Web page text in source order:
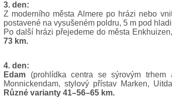
3. den:
Z moderního města Almere po hrázi nebo
postavené na vysušeném poldru, 5 m pod
Po další hrázi přejedeme do města
73 km.
4. den:
Edam (prohlídka centra se sýrovým
Monnickendam, stylový přístav Marken,
Různé varianty 41–56–65 km.